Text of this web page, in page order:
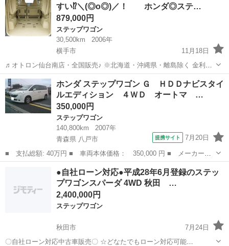
すい⁉＼(◎o◎)／！ ホンダ◎ステ…
879,000円
ステップワゴン
30,500km
2006年
横手市
11月18日
♬オトロン仙台南店・全国販売♪ ※北海道・沖縄県・離島除く 金利
0％!!!(^.^)/~~~ ＼今すぐ問合せよう／ 👍 両側スライドドア 👍 👍
両側電動スライドドア 👍 👍 バックカメラ 👍 ...
秋田 横手市 ステップワゴン オトロン
ホンダ ステップワゴン Ｇ ＨＤＤナビスタイ
ルエディション ４ＷＤ オートマ …
350,000円
ステップワゴン
140,800km
2007年
青森県 八戸市
提携サイト 7月20日
■ 支払総額: 40万円 ■ 車両本体価格： 350,000 円 ■ メーカー
名： ホンダ ■ 車種名： ステップワゴン ■ グレード名： Ｇ
ＨＤＤナビスタイルエディション ４ＷＤ オートマ リア両側電動
スライドドア Ｈ...
ステップワゴン
●自社ローン対応●平成28年6月登録のステッ
プワゴンスパーダ 4WD 秋田 …
2,400,000円
ステップワゴン
秋田市
7月24日
〇自社ローン対応中古車販売〇 ☆どなたでもローン対応可能